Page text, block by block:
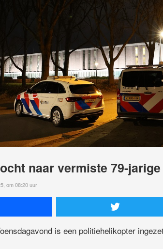
naar vermiste 79-
om 08:20 uur
is een politiehelikopter